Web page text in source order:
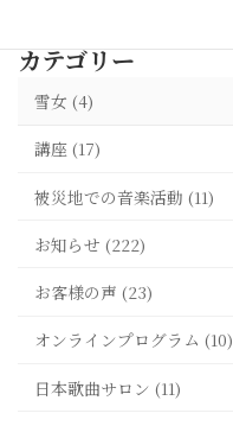
カテゴリー
雪女 (4)
講座 (17)
被災地での音楽活動 (11)
お知らせ (222)
お客様の声 (23)
オンラインプログラム (10)
日本歌曲サロン (11)